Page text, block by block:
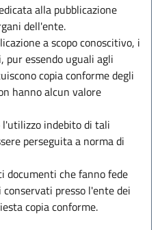
alla pubblicazione
dell'ente.
a scopo conoscitivo, i
essendo uguali agli
copia conforme degli
hanno alcun valore
l'utilizzo indebito di tali
perseguita a norma di
documenti che fanno fede
presso l'ente dei
copia conforme.